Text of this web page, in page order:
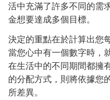
活中充滿了許多不同的需
金想要達成多個目標。
決定的重點在於計算出您
當您心中有一個數字時，
在生活中的不同期間都擁
的分配方式，則將依據您
所差異。